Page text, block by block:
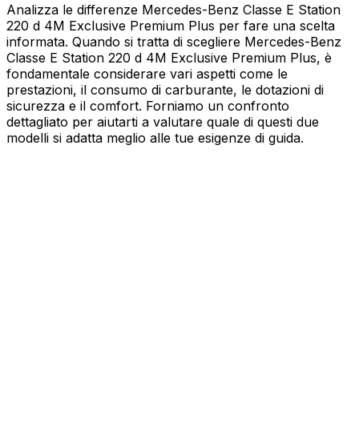
Analizza le differenze Mercedes-Benz Classe E Station
220 d 4M Exclusive Premium Plus per fare una scelta
informata. Quando si tratta di scegliere Mercedes-Benz
Classe E Station 220 d 4M Exclusive Premium Plus, è
fondamentale considerare vari aspetti come le
prestazioni, il consumo di carburante, le dotazioni di
sicurezza e il comfort. Forniamo un confronto
dettagliato per aiutarti a valutare quale di questi due
modelli si adatta meglio alle tue esigenze di guida.